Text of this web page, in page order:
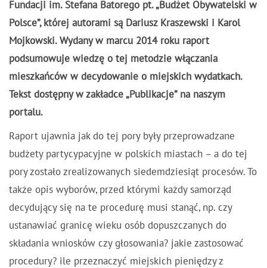
Fundacji im. Stefana Batorego pt. „Budżet Obywatelski w
Polsce”, której autorami są Dariusz Kraszewski i Karol
Mojkowski. Wydany w marcu 2014 roku raport
podsumowuje wiedzę o tej metodzie włączania
mieszkańców w decydowanie o miejskich wydatkach.
Tekst dostępny w zakładce „Publikacje” na naszym
portalu.
Raport ujawnia jak do tej pory były przeprowadzane
budżety partycypacyjne w polskich miastach – a do tej
pory zostało zrealizowanych siedemdziesiąt procesów. To
także opis wyborów, przed którymi każdy samorząd
decydujący się na te procedurę musi stanąć, np. czy
ustanawiać granicę wieku osób dopuszczanych do
składania wniosków czy głosowania? jakie zastosować
procedury? ile przeznaczyć miejskich pieniędzy z